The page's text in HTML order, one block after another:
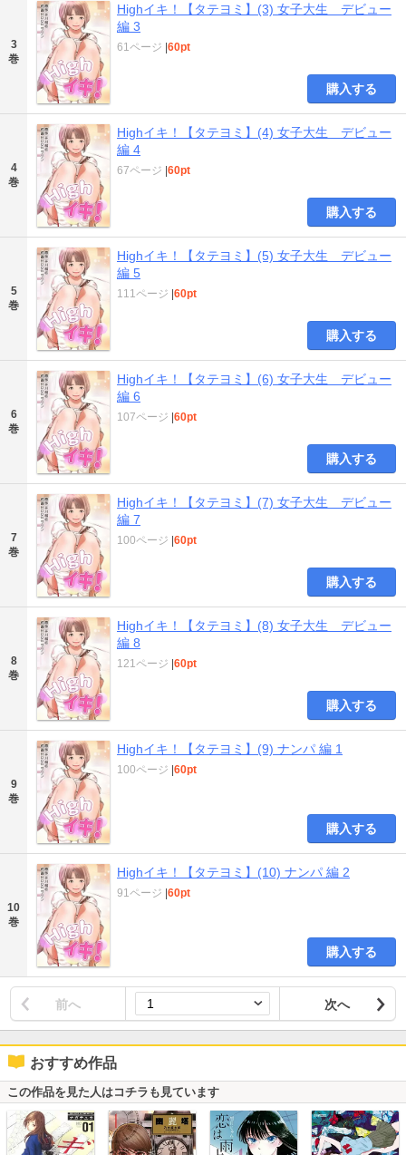
3
巻
Highイキ！【タテヨミ】(3) 女子大生 デビュー
編 3
61ページ |60pt
購入する
4
巻
Highイキ！【タテヨミ】(4) 女子大生 デビュー
編 4
67ページ |60pt
購入する
5
巻
Highイキ！【タテヨミ】(5) 女子大生 デビュー
編 5
111ページ |60pt
購入する
6
巻
Highイキ！【タテヨミ】(6) 女子大生 デビュー
編 6
107ページ |60pt
購入する
7
巻
Highイキ！【タテヨミ】(7) 女子大生 デビュー
編 7
100ページ |60pt
購入する
8
巻
Highイキ！【タテヨミ】(8) 女子大生 デビュー
編 8
121ページ |60pt
購入する
9
巻
Highイキ！【タテヨミ】(9) ナンパ 編 1
100ページ |60pt
購入する
10
巻
Highイキ！【タテヨミ】(10) ナンパ 編 2
91ページ |60pt
購入する
前へ 次へ
おすすめ作品
この作品を見た人はコチラも見ています